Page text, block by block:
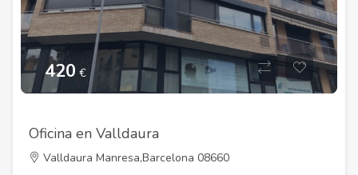
420 €
Oficina en Valldaura
Valldaura Manresa,Barcelona 08660